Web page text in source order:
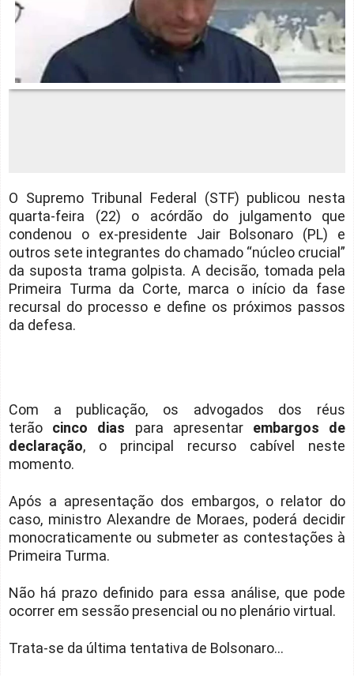
O Supremo Tribunal Federal (STF) publicou nesta
quarta-feira (22) o acórdão do julgamento que
condenou o ex-presidente Jair Bolsonaro (PL) e
outros sete integrantes do chamado “núcleo crucial”
da suposta trama golpista. A decisão, tomada pela
Primeira Turma da Corte, marca o início da fase
recursal do processo e define os próximos passos
da defesa.
Com a publicação, os advogados dos réus
terão cinco dias para apresentar embargos de
declaração, o principal recurso cabível neste
momento.
Após a apresentação dos embargos, o relator do
caso, ministro Alexandre de Moraes, poderá decidir
monocraticamente ou submeter as contestações à
Primeira Turma.
Não há prazo definido para essa análise, que pode
ocorrer em sessão presencial ou no plenário virtual.
Trata-se da última tentativa de Bolsonaro...